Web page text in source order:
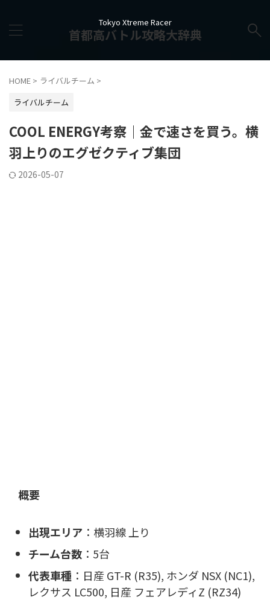
Tokyo Xtreme Racer
首都高バトル攻略大辞典
HOME > ライバルチーム >
ライバルチーム
COOL ENERGY考察｜金で速さを買う。横
羽上りのエグゼクティブ集団
2026-05-07
概要
出現エリア ：横羽線 上り
チーム台数 ：5台
代表車種 ：日産 GT-R (R35), ホンダ NSX (NC1),
レクサス LC500, 日産 フェアレディZ (RZ34)